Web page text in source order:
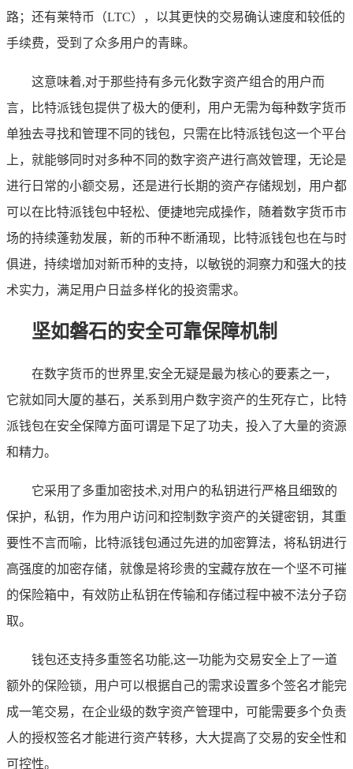
路；还有莱特币（LTC），以其更快的交易确认速度和较低的
手续费，受到了众多用户的青睐。
这意味着,对于那些持有多元化数字资产组合的用户而
言，比特派钱包提供了极大的便利，用户无需为每种数字货币
单独去寻找和管理不同的钱包，只需在比特派钱包这一个平台
上，就能够同时对多种不同的数字资产进行高效管理，无论是
进行日常的小额交易，还是进行长期的资产存储规划，用户都
可以在比特派钱包中轻松、便捷地完成操作，随着数字货币市
场的持续蓬勃发展，新的币种不断涌现，比特派钱包也在与时
俱进，持续增加对新币种的支持，以敏锐的洞察力和强大的技
术实力，满足用户日益多样化的投资需求。
坚如磐石的安全可靠保障机制
在数字货币的世界里,安全无疑是最为核心的要素之一，
它就如同大厦的基石，关系到用户数字资产的生死存亡，比特
派钱包在安全保障方面可谓是下足了功夫，投入了大量的资源
和精力。
它采用了多重加密技术,对用户的私钥进行严格且细致的
保护，私钥，作为用户访问和控制数字资产的关键密钥，其重
要性不言而喻，比特派钱包通过先进的加密算法，将私钥进行
高强度的加密存储，就像是将珍贵的宝藏存放在一个坚不可摧
的保险箱中，有效防止私钥在传输和存储过程中被不法分子窃
取。
钱包还支持多重签名功能,这一功能为交易安全上了一道
额外的保险锁，用户可以根据自己的需求设置多个签名才能完
成一笔交易，在企业级的数字资产管理中，可能需要多个负责
人的授权签名才能进行资产转移，大大提高了交易的安全性和
可控性。